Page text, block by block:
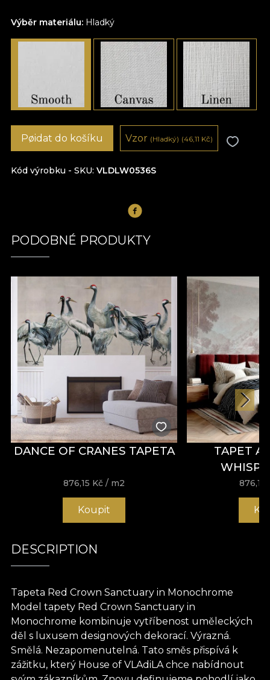
Výběr materiálu: Hladký
Kód výrobku - SKU VLDLW0536S
Pøidat do košíku Vzor (Hladký) (46,11 Kč)
PODOBNÉ PRODUKTY
DANCE OF CRANES TAPETA
876,15 Kč / m2
Koupit
TAPET
876,15
DESCRIPTION
Tapeta Red Crown Sanctuary in Monochrome
Model tapety Red Crown Sanctuary in
Monochrome kombinuje vytříbenost uměleckých
děl s luxusem designových dekorací. Výrazná.
Smělá. Nezapomenutelná. Tato směs přispívá k
zážitku, který House of VLAdiLA chce nabídnout